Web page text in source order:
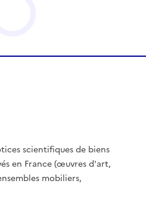
scientifiques de biens
en France (œuvres d'art,
mobiliers,